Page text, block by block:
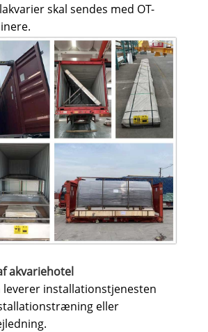
skal sendes med OT-
akvariehotel
leverer installationstjenesten
eller